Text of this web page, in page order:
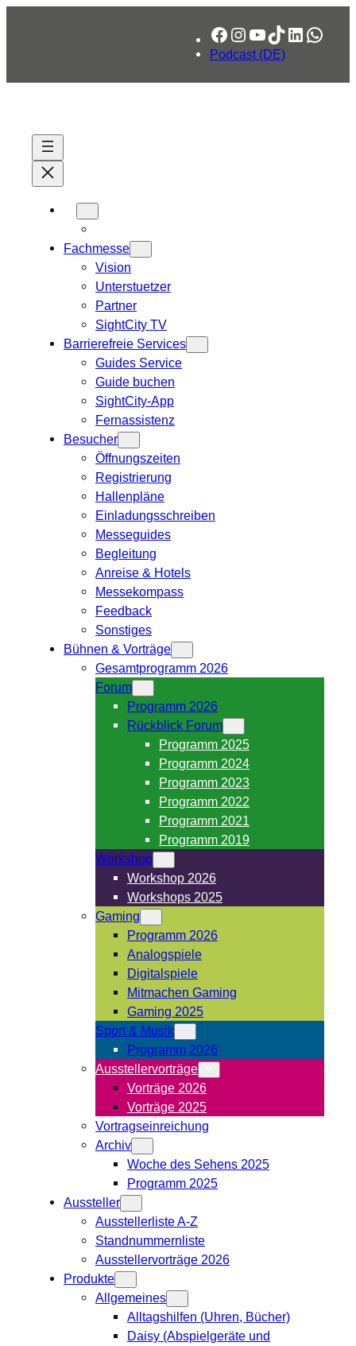
Facebook
Instagram
YouTube
TikTok
LinkedIn
Podcast (DE)
Fachmesse
Vision
Unterstuetzer
Partner
SightCity TV
Barrierefreie Services
Guides Service
Guide buchen
SightCity-App
Fernassistenz
Besucher
Öffnungszeiten
Registrierung
Hallenpläne
Einladungsschreiben
Messeguides
Begleitung
Anreise & Hotels
Messekompass
Feedback
Sonstiges
Bühnen & Vorträge
Gesamtprogramm 2026
Forum
Programm 2026
Rückblick Forum
Programm 2025
Programm 2024
Programm 2023
Programm 2022
Programm 2021
Programm 2019
Workshop
Workshop 2026
Workshops 2025
Gaming
Programm 2026
Analogspiele
Digitalspiele
Mitmachen Gaming
Gaming 2025
Sport & Musik
Programm 2026
Ausstellervorträge
Vorträge 2026
Vorträge 2025
Vortragseinreichung
Archiv
Woche des Sehens 2025
Programm 2025
Aussteller
Ausstellerliste A-Z
Standnummernliste
Ausstellervorträge 2026
Produkte
Allgemeines
Alltagshilfen (Uhren, Bücher)
Daisy (Abspielgeräte und